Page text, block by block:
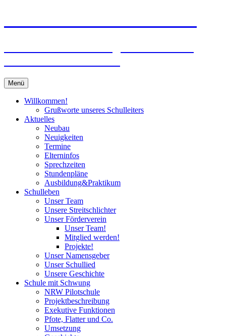
Menü
Willkommen!
Grußworte unseres Schulleiters
Aktuelles
Neubau
Neuigkeiten
Termine
Elterninfos
Sprechzeiten
Stundenpläne
Ausbildung&Praktikum
Schulleben
Unser Team
Unsere Streitschlichter
Unser Förderverein
Unser Team!
Mitglied werden!
Projekte!
Unser Namensgeber
Unser Schullied
Unsere Geschichte
Schule mit Schwung
NRW Pilotschule
Projektbeschreibung
Exekutive Funktionen
Pfote, Flatter und Co.
Umsetzung